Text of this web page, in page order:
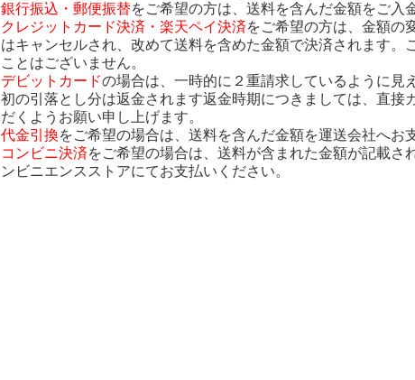
銀行振込・郵便振替をご希望の方は、送料を含んだ金額をご入
クレジットカード決済・楽天ペイ決済をご希望の方は、金額の
はキャンセルされ、改めて送料を含めた金額で決済されます。
ことはございません。
デビットカードの場合は、一時的に２重請求しているように見
初の引落とし分は返金されます返金時期につきましては、直接
だくようお願い申し上げます。
代金引換をご希望の場合は、送料を含んだ金額を運送会社へお
コンビニ決済をご希望の場合は、送料が含まれた金額が記載さ
ンビニエンスストアにてお支払いください。